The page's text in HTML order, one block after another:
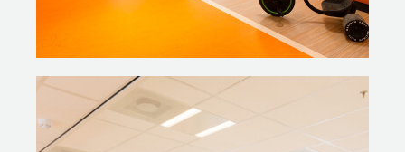
vraag in de markt uitgezet voor de daadwerkelijke
inrichting. Gispen won de aanbesteding. Erik van Kuijk:
‘Gispen liet in de allereerste voorstellen meteen zien dat
ze het juiste beeld hadden bij onze plannen. In slechts
een beperkt aantal sessies zijn we tot gezamenlijke
keuzes gekomen, zowel qua uitstraling van het meubilair
als aspecten als hygiëne, onderhoud, exploitatie en